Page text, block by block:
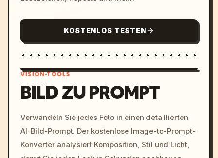
KOSTENLOS TESTEN
c, cyberpunk sunset, neon
colors, 8k --v 6.0
VISION-TOOLS
BILD ZU PROMPT
Verwandeln Sie jedes Foto in einen detaillierten
AI-Bild-Prompt. Der kostenlose Image-to-Prompt-
Konverter analysiert Komposition, Stil und Licht,